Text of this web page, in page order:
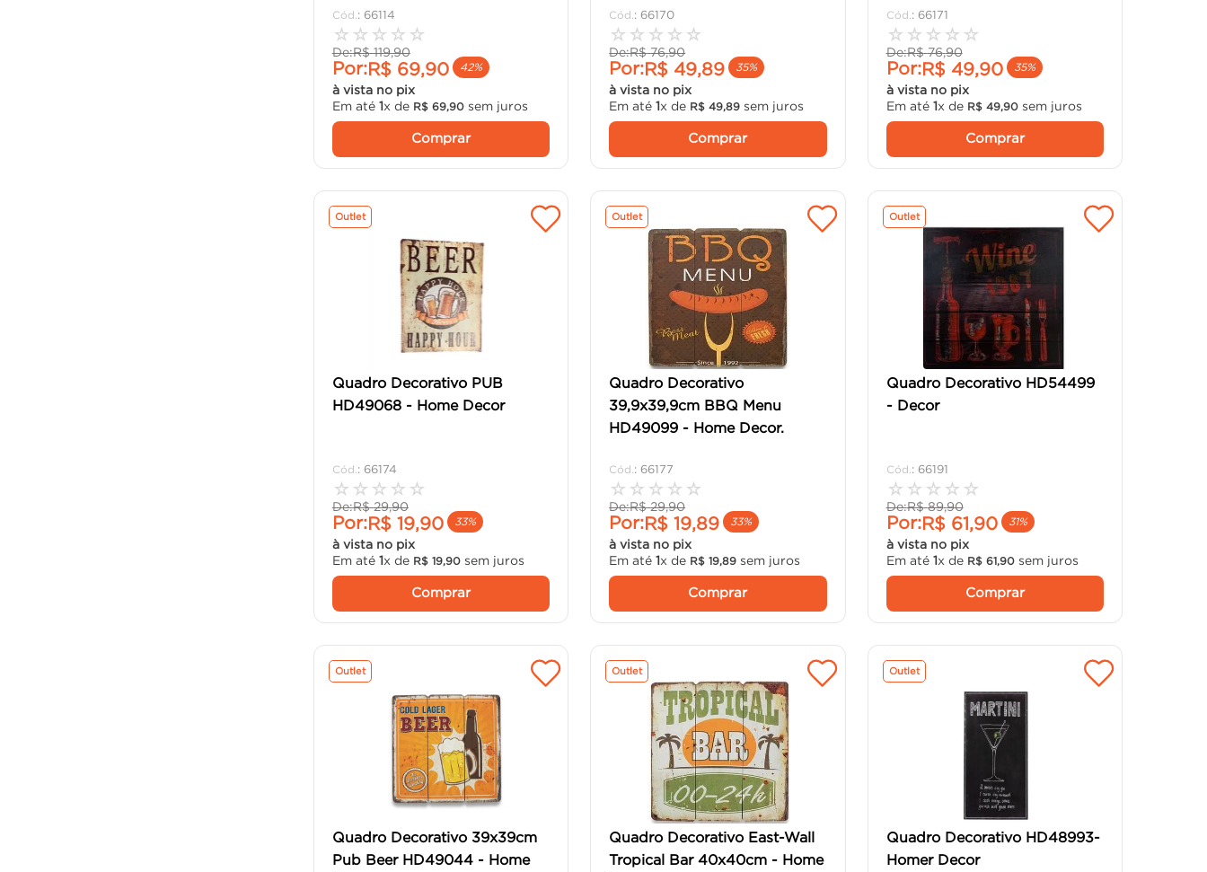
: 66114
☆ ☆ ☆ ☆ ☆
De:R$ 119,90
Por:R$ 69,90 42%
à vista no pix
Em até 1x de R$ 69, 90sem juros
Comprar
: 66170
☆ ☆ ☆ ☆ ☆
De:R$ 76,90
Por:R$ 49,89 35%
à vista no pix
Em até1x de R$ 49 ,89 sem juros
Comprar
: 66171
☆ ☆ ☆ ☆ ☆
De:R$ 76,90
Por:R$ 49,90 35%
à vista no pix
Em até 1x de R$ 49, 90sem juros
Comprar
Outlet
Quadro Decorativo PUB
HD49068 - Home Decor
: 66174
☆ ☆ ☆ ☆ ☆
De:R$ 29,90
Por:R$ 19,90 33%
à vista no pix
Em até 1x de R$ 19, 90sem juros
Comprar
Outlet
Quadro Decorativo
39,9x39,9cm BBQ Menu
HD49099 - Home Decor.
: 66177
☆ ☆ ☆ ☆ ☆
De:R$ 29,90
Por:R$ 19,89 33%
à vista no pix
Em até1x de R$ 19 ,89 sem juros
Comprar
Outlet
Quadro Decorativo HD54499
- Decor
: 66191
☆ ☆ ☆ ☆ ☆
De:R$ 89,90
Por:R$ 61,90 31%
à vista no pix
Em até 1x de R$ 61, 90sem juros
Comprar
Outlet
Quadro Decorativo 39x39cm
Pub Beer HD49044 - Home
Outlet
Quadro Decorativo East-Wall
Tropical Bar 40x40cm - Home
Outlet
Quadro Decorativo HD48993-
Homer Decor